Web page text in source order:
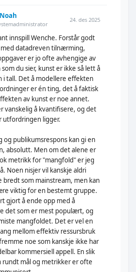
24. des 2025
innspill Wenche. Forstår godt
datadreven tilnærming,
er jo ofte avhengige av
du sier, kunst er ikke så lett å
i tall. Det å modellere effekten
er én ting, det å faktisk
av kunst er noe annet.
vanskelig å kvantifisere, og det
utfordringen ligger.
og publikumsrespons kan gi en
absolutt. Men om det alene er
metrikk for "mangfold" er jeg
Noen nisjer vil kanskje aldri
bredt som mainstream, men kan
viktig for en bestemt gruppe.
gjort å ende opp med å
det som er mest populært, og
mangfoldet. Det er vel en
mellom effektiv ressursbruk
noe som kanskje ikke har
kommersiell appell. En slik
rundt mål og metrikker er ofte